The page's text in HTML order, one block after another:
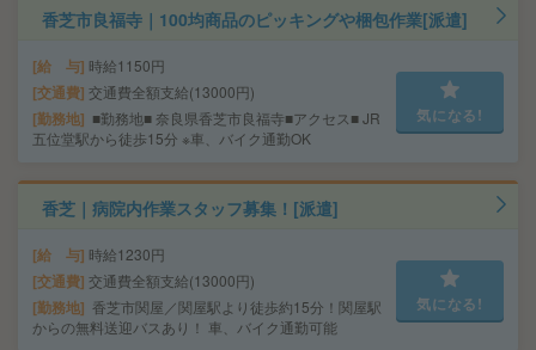
香芝市良福寺｜100均商品のピッキングや梱包作業[派遣]
給 与 時給1150円
交通費 交通費全額支給(13000円)
勤務地
■勤務地■ 奈良県香芝市良福寺■アクセス■ JR
五位堂駅から徒歩15分 ※車、バイク通勤OK
気になる!
香芝｜病院内作業スタッフ募集！[派遣]
給 与 時給1230円
交通費 交通費全額支給(13000円)
勤務地 香芝市関屋／関屋駅より徒歩約15分！関屋駅
からの無料送迎バスあり！ 車、バイク通勤可能
気になる!